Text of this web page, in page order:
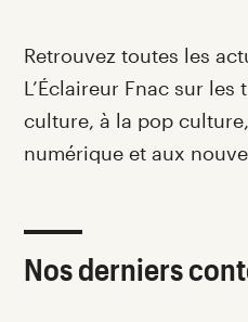
Introduction
Retrouvez toutes les
L’Éclaireur Fnac sur les
culture, à la pop
numérique et aux
Nos derniers